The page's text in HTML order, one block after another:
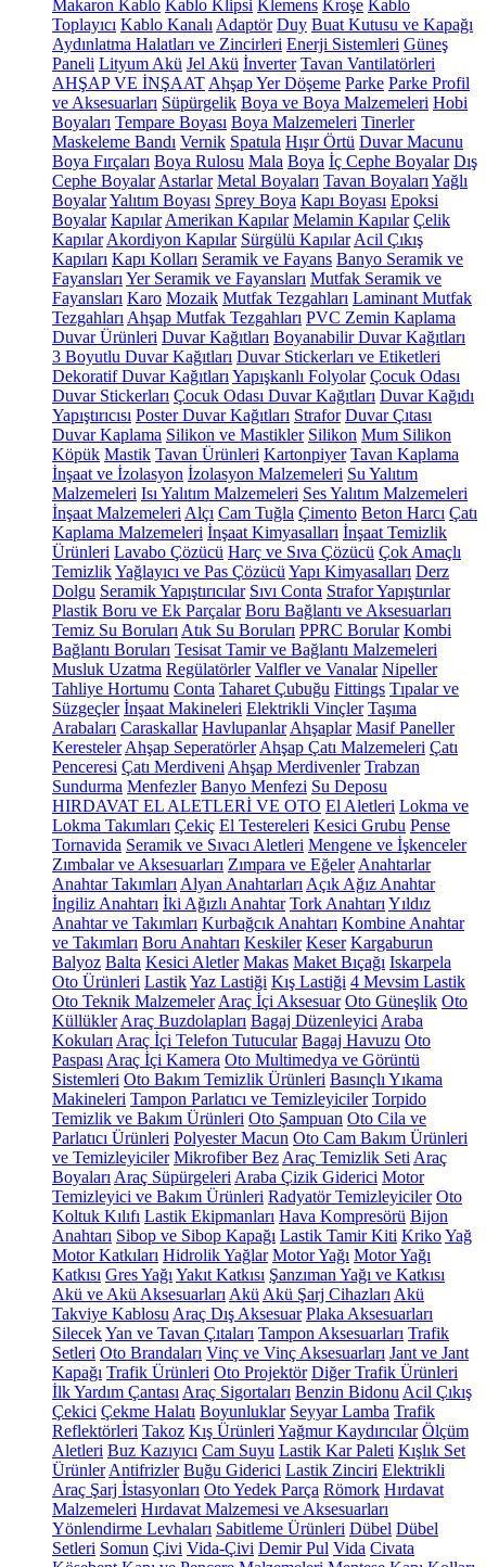
Makaron Kablo Kablo Klipsi Klemens Kroşe Kablo
Toplayıcı Kablo Kanalı Adaptör Duy Buat Kutusu ve Kapağı
Aydınlatma Halatları ve Zincirleri Enerji Sistemleri Güneş
Paneli Lityum Akü Jel Akü İnverter Tavan Vantilatörleri
AHŞAP VE İNŞAAT Ahşap Yer Döşeme Parke Parke Profil
ve Aksesuarları Süpürgelik Boya ve Boya Malzemeleri Hobi
Boyaları Tempare Boyası Boya Malzemeleri Tinerler
Maskeleme Bandı Vernik Spatula Hışır Örtü Duvar Macunu
Boya Fırçaları Boya Rulosu Mala Boya İç Cephe Boyalar Dış
Cephe Boyalar Astarlar Metal Boyaları Tavan Boyaları Yağlı
BoyalarYalıtım Boyası Sprey Boya Kapı Boyası Epoksi
Boyalar Kapılar Amerikan Kapılar Melamin Kapılar Çelik
Kapılar Akordiyon Kapılar Sürgülü Kapılar Acil Çıkış
Kapıları Kapı Kolları Seramik ve Fayans Banyo Seramik ve
Fayansları Yer Seramik ve Fayansları Mutfak Seramik ve
Fayansları Karo Mozaik Mutfak Tezgahları Laminant Mutfak
Tezgahları Ahşap Mutfak Tezgahları PVC Zemin Kaplama
Duvar Ürünleri Duvar Kağıtları Boyanabilir Duvar Kağıtları
3 Boyutlu Duvar Kağıtları Duvar Stickerları ve Etiketleri
Dekoratif Duvar Kağıtları Yapışkanlı Folyolar Çocuk Odası
Duvar Stickerları Çocuk Odası Duvar Kağıtları Duvar Kağıdı
Yapıştırıcısı Poster Duvar Kağıtları Strafor Duvar Çıtası
Duvar Kaplama Silikon ve Mastikler Silikon Mum Silikon
Köpük Mastik Tavan Ürünleri Kartonpiyer Tavan Kaplama
İnşaat ve İzolasyon İzolasyon Malzemeleri Su Yalıtım
Malzemeleri Isı Yalıtım Malzemeleri Ses Yalıtım Malzemeleri
İnşaat Malzemeleri Alçı Cam Tuğla Çimento Beton Harcı Çatı
Kaplama Malzemeleri İnşaat Kimyasalları İnşaat Temizlik
Ürünleri Lavabo Çözücü Harç ve Sıva Çözücü Çok Amaçlı
TemizlikYağlayıcı ve Pas Çözücü Yapı Kimyasalları Derz
Dolgu Seramik Yapıştırıcılar Sıvı Conta Strafor Yapıştırılar
Plastik Boru ve Ek Parçalar Boru Bağlantı ve Aksesuarları
Temiz Su Boruları Atık Su Boruları PPRC Borular Kombi
Bağlantı Boruları Tesisat Tamir ve Bağlantı Malzemeleri
Musluk Uzatma Regülatörler Valfler ve Vanalar Nipeller
Tahliye Hortumu Conta Taharet Çubuğu Fittings Tıpalar ve
Süzgeçler İnşaat Makineleri Elektrikli Vinçler Taşıma
Arabaları Caraskallar Havlupanlar Ahşaplar Masif Paneller
Keresteler Ahşap Seperatörler Ahşap Çatı Malzemeleri Çatı
Penceresi Çatı Merdiveni Ahşap Merdivenler Trabzan
Sundurma Menfezler Banyo Menfezi Su Deposu
HIRDAVAT EL ALETLERİ VE OTO El Aletleri Lokma ve
Lokma Takımları Çekiç El Testereleri Kesici Grubu Pense
Tornavida Seramik ve Sıvacı Aletleri Mengene ve İşkenceler
Zımbalar ve Aksesuarları Zımpara ve Eğeler Anahtarlar
Anahtar Takımları Alyan Anahtarları Açık Ağız Anahtar
İngiliz Anahtarı İki Ağızlı Anahtar Tork Anahtarı Yıldız
Anahtar ve Takımları Kurbağcık Anahtarı Kombine Anahtar
ve Takımları Boru Anahtarı Keskiler Keser Kargaburun
Balyoz Balta Kesici Aletler Makas Maket Bıçağı Iskarpela
Oto Ürünleri LastikYaz Lastiği Kış Lastiği 4 Mevsim Lastik
Oto Teknik Malzemeler Araç İçi Aksesuar Oto Güneşlik Oto
Küllükler Araç Buzdolapları Bagaj Düzenleyici Araba
Kokuları Araç İçi Telefon Tutucular Bagaj Havuzu Oto
Paspası Araç İçi Kamera Oto Multimedya ve Görüntü
Sistemleri Oto Bakım Temizlik Ürünleri Basınçlı Yıkama
Makineleri Tampon Parlatıcı ve Temizleyiciler Torpido
Temizlik ve Bakım Ürünleri Oto Şampuan Oto Cila ve
Parlatıcı Ürünleri Polyester Macun Oto Cam Bakım Ürünleri
ve Temizleyiciler Mikrofiber Bez Araç Temizlik Seti Araç
Boyaları Araç Süpürgeleri Araba Çizik Giderici Motor
Temizleyici ve Bakım Ürünleri Radyatör Temizleyiciler Oto
Koltuk Kılıfı Lastik Ekipmanları Hava Kompresörü Bijon
Anahtarı Sibop ve Sibop Kapağı Lastik Tamir Kiti KrikoYağ
Motor Katkıları Hidrolik Yağlar Motor Yağı Motor Yağı
Katkısı Gres Yağı Yakıt Katkısı Şanzıman Yağı ve Katkısı
Akü ve Akü Aksesuarları Akü Akü Şarj Cihazları Akü
Takviye Kablosu Araç Dış Aksesuar Plaka Aksesuarları
SilecekYan ve Tavan Çıtaları Tampon Aksesuarları Trafik
Setleri Oto Brandaları Vinç ve Vinç Aksesuarları Jant ve Jant
Kapağı Trafik Ürünleri Oto Projektör Diğer Trafik Ürünleri
İlk Yardım Çantası Araç Sigortaları Benzin Bidonu Acil Çıkış
Çekici Çekme Halatı Boyunluklar Seyyar Lamba Trafik
Reflektörleri Takoz Kış Ürünleri Yağmur Kaydırıcılar Ölçüm
Aletleri Buz Kazıyıcı Cam Suyu Lastik Kar Paleti Kışlık Set
Ürünler Antifrizler Buğu Giderici Lastik Zinciri Elektrikli
Araç Şarj İstasyonları Oto Yedek Parça Römork Hırdavat
Malzemeleri Hırdavat Malzemesi ve Aksesuarları
Yönlendirme Levhaları Sabitleme Ürünleri Dübel Dübel
Setleri Somun Çivi Vida-Çivi Demir Pul Vida Civata